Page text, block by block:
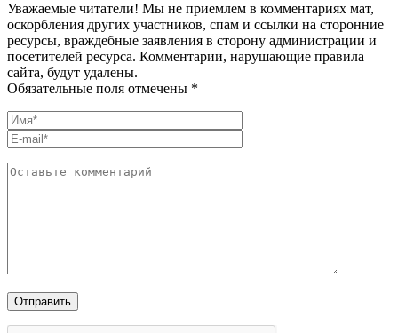
Уважаемые читатели! Мы не приемлем в комментариях мат,
оскорбления других участников, спам и ссылки на сторонние
ресурсы, враждебные заявления в сторону администрации и
посетителей ресурса. Комментарии, нарушающие правила
сайта, будут удалены.
Обязательные поля отмечены *